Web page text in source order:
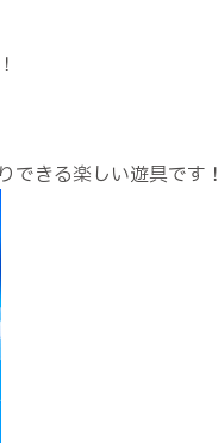
きる楽しい遊具です！